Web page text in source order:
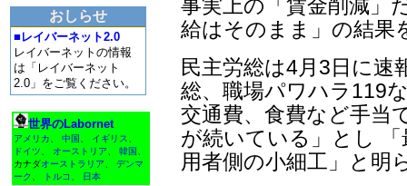
おしらせ
■レイバーネット2.0
レイバーネットの情報
は「レイバーネット
2.0」をご覧ください。
世界のLabornet
アメリカ 中国 イギリス
ドイツ
オーストリア 韓国
カナダオーストラリア
デンマ
ーク
トルコ 日本
事実上の「賃金削減」
給はそのまま」の結果
民主労総は4月3日に速
総、職場パワハラ119
交通費、食費など手当
が続いている」とし
用者側の小細工」と明